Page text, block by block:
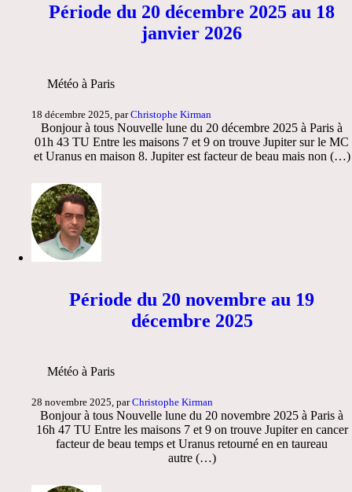
Période du 20 décembre 2025 au 18
janvier 2026
Météo à Paris
18 décembre 2025, parChristophe Kirman
Bonjour à tous Nouvelle lune du 20 décembre 2025 à Paris à
01h 43 TU Entre les maisons 7 et 9 on trouve Jupiter sur le MC
et Uranus en maison 8. Jupiter est facteur de beau mais non (…)
Période du 20 novembre au 19
décembre 2025
Météo à Paris
28 novembre 2025, parChristophe Kirman
Bonjour à tous Nouvelle lune du 20 novembre 2025 à Paris à
16h 47 TU Entre les maisons 7 et 9 on trouve Jupiter en cancer
facteur de beau temps et Uranus retourné en en taureau
autre (…)